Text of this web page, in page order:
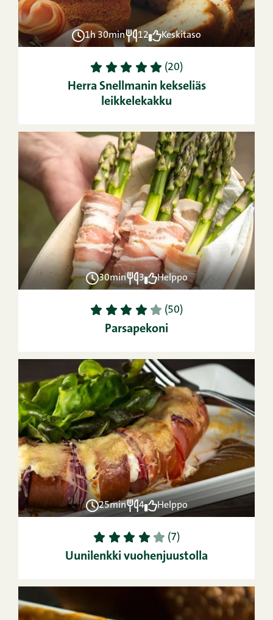
1h 30min 12 Keskitaso
1 2 3 4 5 (20)
Herra Snellmanin kekseliäs
leikkelekakku
30min 3 Helppo
1 2 3 4 5 (50)
Parsapekoni
25min 4 Helppo
1 2 3 4 5 (7)
Uunilenkki vuohenjuustolla